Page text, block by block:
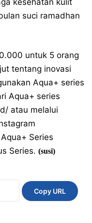
suci ramadhan
untuk 5 orang
tentang inovasi
Aqua+ series
Aqua+ series
atau melalui
Series
Series. (susi)
Copy URL